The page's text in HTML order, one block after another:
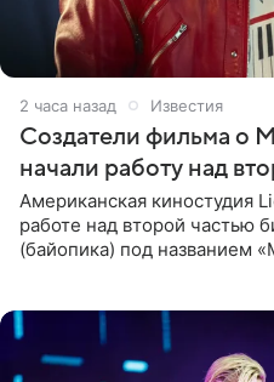
2 часа назад Известия
Создатели фильма о
начали работу над
Американская киностудия
работе над второй частью
(байопика) под названием